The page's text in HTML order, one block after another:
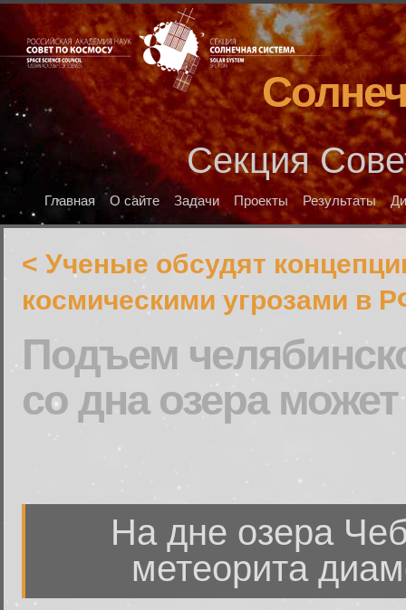
Секция
Главная О сайте Задачи Проекты Результаты
< Ученые обсудят
космическими угрозами в
Подъем
со дна озера
На дне озера
метеорита